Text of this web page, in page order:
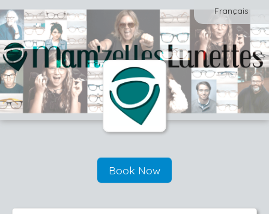
Français
Book Now